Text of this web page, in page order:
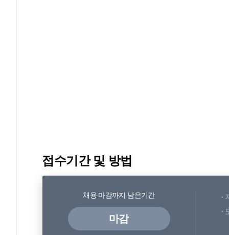
접수기간 및 방법
채용 마감까지 남은기간
마감